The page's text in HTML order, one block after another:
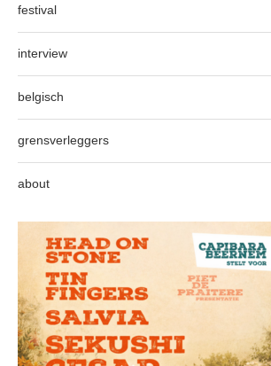
festival
interview
belgisch
grensverleggers
about